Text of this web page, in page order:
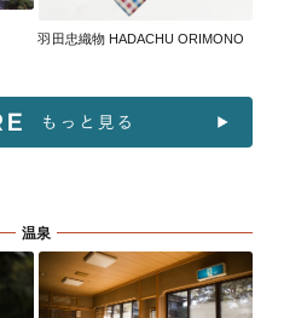
羽田忠織物 HADACHU ORIMONO
温泉